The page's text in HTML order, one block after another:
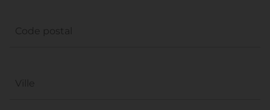
Code postal
Ville